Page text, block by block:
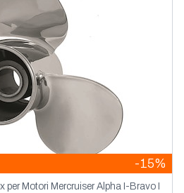
-15%
per Motori Mercruiser Alpha I-Bravo I